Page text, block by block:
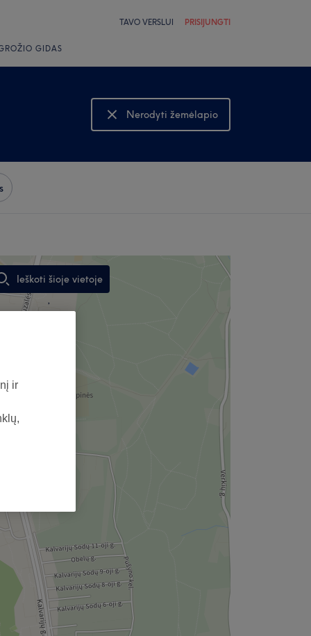
TAVO VERSLUI PRISIJUNGTI
GIDAS
Nerodyti žemėlapio
Rodyti žemėlapį
Ieškoti šioje vietoje
,
ir